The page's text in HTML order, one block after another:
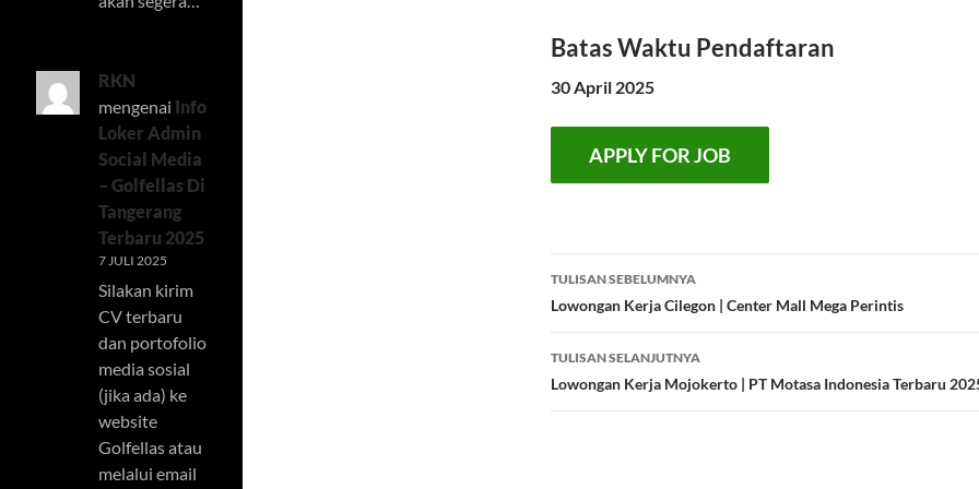
Batas Waktu Pendaftaran
30 April 2025
Navigasi
Tulisan
TULISAN SEBELUMNYA
Lowongan Kerja Cilegon | Center Mall Mega Perintis
TULISAN SELANJUTNYA
Lowongan Kerja Mojokerto | PT Motasa Indonesia Terbaru
RKN
mengenai Info
Loker Admin
Social Media
– Golfellas Di
Tangerang
Terbaru 2025
7 JULI 2025
Silakan kirim
CV terbaru
dan portofolio
media sosial
(jika ada) ke
website
Golfellas atau
melalui email